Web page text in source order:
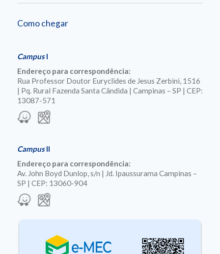
Como chegar
CampusI
Endereço para correspondência:
Rua Professor Doutor Euryclides de Jesus Zerbini, 1516
| Pq. Rural Fazenda Santa Cândida | Campinas – SP | CEP:
13087-571
CampusII
Endereço para correspondência:
Av. John Boyd Dunlop, s/n | Jd. Ipaussurama Campinas –
SP | CEP: 13060-904